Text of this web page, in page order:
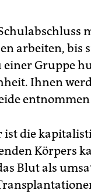
arbeiten, bis
einer Gruppe
Ihnen
ist die
Körpers
Blut als